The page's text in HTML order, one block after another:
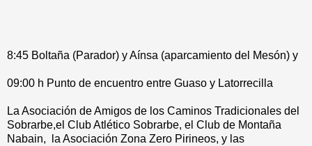
8:45 Boltaña (Parador) y Aínsa (aparcamiento del Mesón) y
09:00 h Punto de encuentro entre Guaso y Latorrecilla
La Asociación de Amigos de los Caminos Tradicionales del
Sobrarbe,el Club Atlético Sobrarbe, el Club de Montaña
Nabain, la Asociación Zona Zero Pirineos, y las